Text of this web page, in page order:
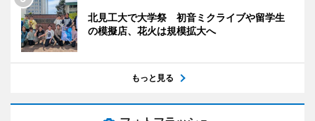
北見工大で大学祭 初音ミクライブや留学生
の模擬店、花火は規模拡大へ
もっと見る